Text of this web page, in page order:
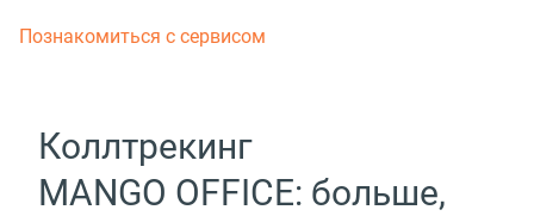
Познакомиться с сервисом
Коллтрекинг
MANGO OFFICE: больше,